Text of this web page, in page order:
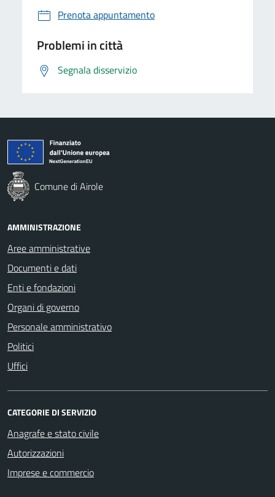
Prenota appuntamento
Problemi in città
Segnala disservizio
Comune di Airole
AMMINISTRAZIONE
Aree amministrative
Documenti e dati
Enti e fondazioni
Organi di governo
Personale amministrativo
Politici
Uffici
CATEGORIE DI SERVIZIO
Anagrafe e stato civile
Autorizzazioni
Imprese e commercio